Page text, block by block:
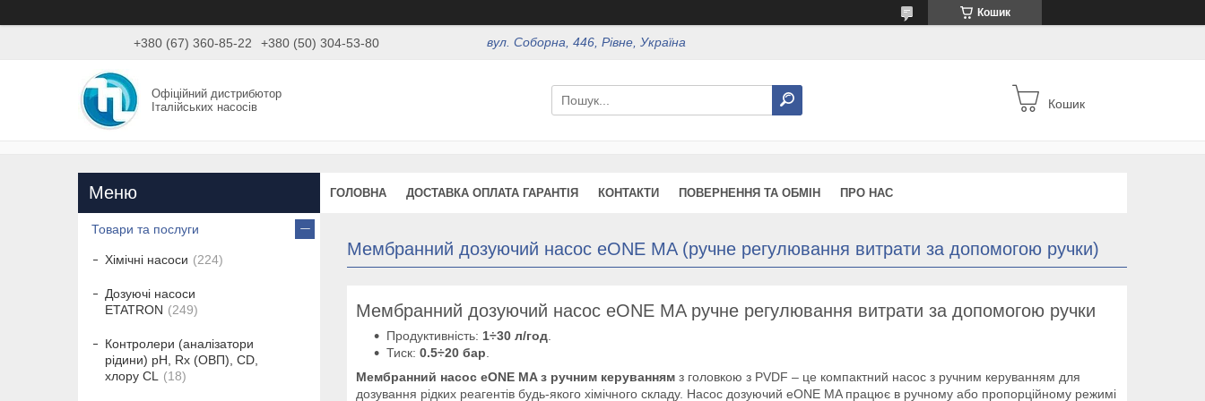
Кошик
+380 (67) 360-85-22 +380 (50) 304-53-80 вул. Соборна, 446, Рівне, Україна
Офіційний дистрибютор
Італійських насосів
Кошик
ГОЛОВНА ДОСТАВКА ОПЛАТА ГАРАНТІЯ КОНТАКТИ ПОВЕРНЕННЯ ТА ОБМІН ПРО НАС
Мембранний дозуючий насос eONE MA (ручне регулювання витрати за допомогою ручки)
Мембранний дозуючий насос eONE MA ручне регулювання витрати за допомогою ручки
Продуктивність: 1÷30 л/год
Тиск: 0.5÷20 бар
Мембранний насос eONE MA з ручним керуванням з головкою з PVDF – це компактний насос з ручним керуванням для
дозування рідких реагентів будь-якого хімічного складу. Насос дозуючий eONE MA працює в ручному або пропорційному режимі
Товари та послуги
Хімічні насоси 224
Дозуючі насоси
ETATRON
249
Контролери (аналізатори
рідини) рН, Rx (ОВП), CD,
хлору CL
18